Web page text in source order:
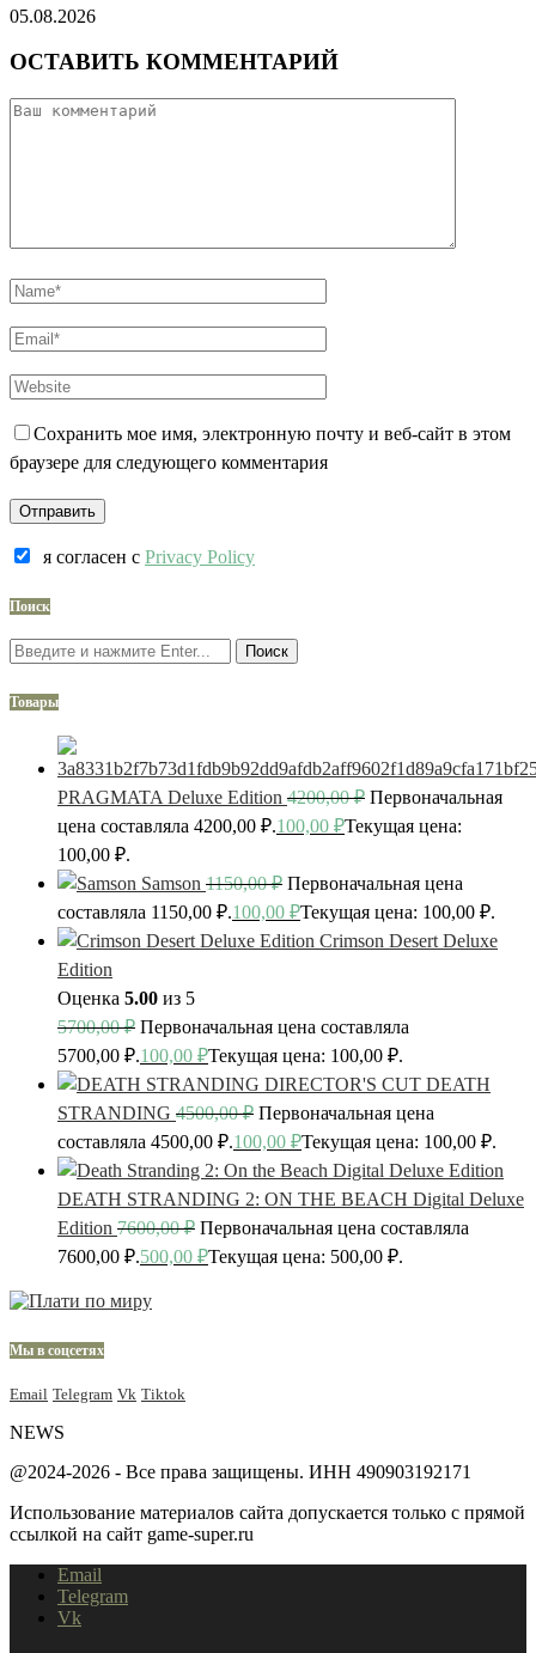
05.08.2026
ОСТАВИТЬ КОММЕНТАРИЙ
Сохранить мое имя, электронную почту и веб-сайт в этом
браузере для следующего комментария
я согласен c Privacy Policy
Поиск
Поиск
Товары
PRAGMATA Deluxe Edition 4200,00₽ Первоначальная
цена составляла 4200,00 ₽.100,00 ₽Текущая цена:
100,00 ₽.
Samson 1150,00₽ Первоначальная цена
составляла 1150,00 ₽.100,00 ₽Текущая цена: 100,00 ₽.
Crimson Desert Deluxe
Edition
Оценка 5.00 из 5
5700,00₽ Первоначальная цена составляла
5700,00 ₽.100,00 ₽Текущая цена: 100,00 ₽.
DEATH
STRANDING 4500,00₽ Первоначальная цена
составляла 4500,00 ₽.100,00 ₽Текущая цена: 100,00 ₽.
DEATH STRANDING 2: ON THE BEACH Digital Deluxe
Edition 7600,00₽ Первоначальная цена составляла
7600,00 ₽.500,00 ₽Текущая цена: 500,00 ₽.
Мы в соцсетях
Email Telegram Vk Tiktok
NEWS
@2024-2026 - Все права защищены. ИНН 490903192171
Использование материалов сайта допускается только с прямой
ссылкой на сайт game-super.ru
Email
Telegram
Vk